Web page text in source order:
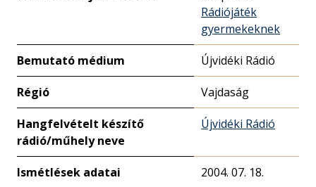
Rádiójáték
gyermekeknek
Bemutató médium Újvidéki Rádió
Régió Vajdaság
Hangfelvételt készítő
rádió/műhely neve
Újvidéki Rádió
Ismétlések adatai 2004. 07. 18.